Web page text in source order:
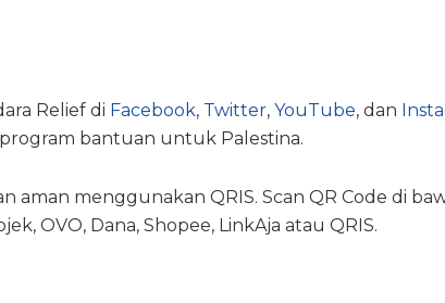
Relief di Facebook, Twitter, YouTube, dan
bantuan untuk Palestina.
aman menggunakan QRIS. Scan QR Code di
OVO, Dana, Shopee, LinkAja atau QRIS.